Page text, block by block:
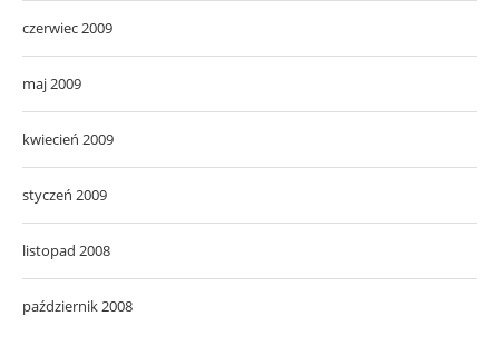
czerwiec 2009
maj 2009
kwiecień 2009
styczeń 2009
listopad 2008
październik 2008